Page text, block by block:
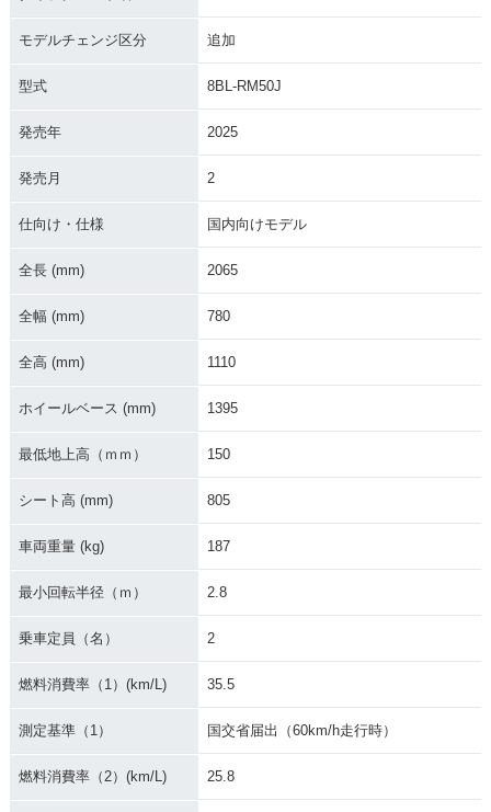
S・マイナーチェン
2019年 MT-07 AB
2018年 MT-07 AB
ラーチェンジ
S・カラーチェンジ
S・カラーチェンジ
S・新登場
モデルチェンジ区分 追加
型式 8BL-RM50J
発売年 2025
発売月 2
仕向け・仕様 国内向けモデル
全長 (mm) 2065
全幅 (mm) 780
全高 (mm) 1110
ホイールベース (mm) 1395
最低地上高（ｍｍ） 150
シート高 (mm) 805
車両重量 (kg) 187
最小回転半径（ｍ） 2.8
乗車定員（名） 2
燃料消費率（1）(km/L) 35.5
測定基準（1） 国交省届出（60km/h走行時）
燃料消費率（2）(km/L) 25.8